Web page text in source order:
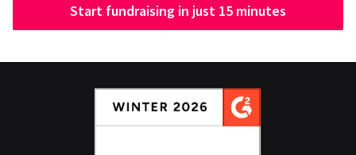
Start fundraising in just 15 minutes